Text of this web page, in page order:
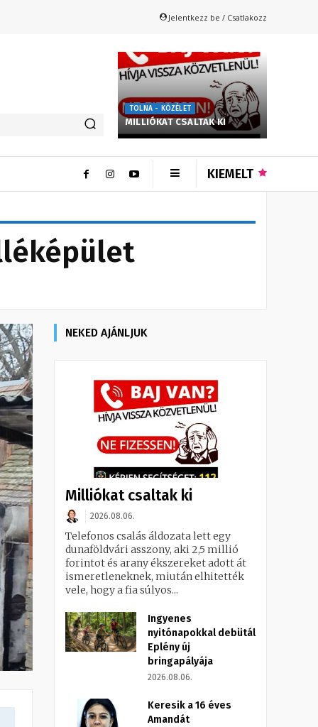
Jelentkezz be / Csatlakozz
TOLNA - KÖZÉLET
MILLIÓKAT CSALTAK KI
KIEMELT
NEKED AJÁNLJUK
Milliókat csaltak ki
2026.08.06.
Telefonos csalás áldozata lett egy
dunaföldvári asszony, aki 2,5 millió
forintot és arany ékszereket adott át
ismeretleneknek, miután elhitették
vele, hogy a fia súlyos...
Ingyenes
nyitónapokkal debütál
Eplény új
bringapályája
2026.08.06.
Keresik a 16 éves
Amandát